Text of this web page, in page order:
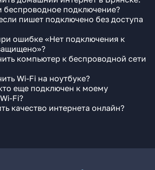
беспроводное подключение?
пишет подключено без доступа
ошибке «Нет подключения к
компьютер к беспроводной сети
Wi-Fi на ноутбуке?
еще подключен к моему
Fi?
качество интернета онлайн?